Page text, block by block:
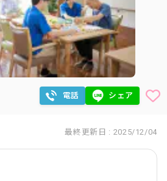
電話 シェア
最終更新日 : 2025/12/04